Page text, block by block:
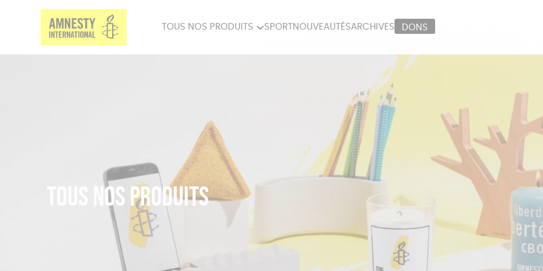
TOUS NOS PRODUITS
PAPETERIE
ÉPICERIE
SPORT NOUVEAUTÉSARCHIVES DONS
Tous nos produits